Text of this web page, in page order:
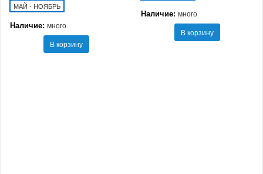
МАЙ - НОЯБРЬ
Наличие: много
В корзину
Наличие: много
В корзину